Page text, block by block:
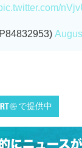
で提供中